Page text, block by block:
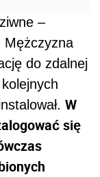
–
Mężczyzna
do zdalnej
W
się